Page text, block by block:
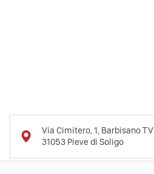
Via Cimitero, 1, Barbisano TV
31053 Pieve di Soligo